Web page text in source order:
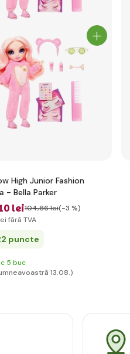
High Junior Fashion
- Bella Parker
lei104,86 lei(-3 %)
fără TVA
puncte
5 buc
13.08.)